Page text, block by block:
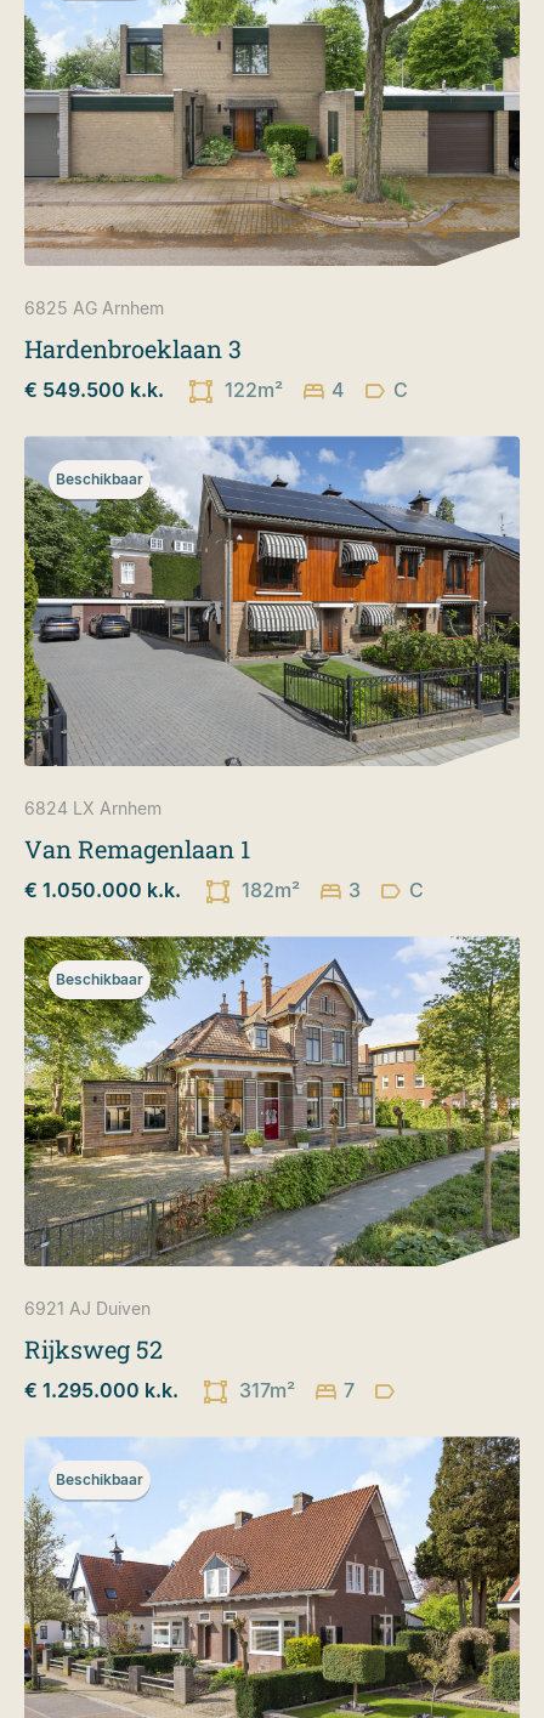
6825 AGArnhem
Hardenbroeklaan 3
€ 549.500 k.k. 122m² 4 C
Beschikbaar
6824 LX Arnhem
Van Remagenlaan 1
€ 1.050.000 k.k. 182m² 3 C
Beschikbaar
6921 AJ Duiven
Rijksweg 52
€ 1.295.000 k.k. 317m² 7
Beschikbaar